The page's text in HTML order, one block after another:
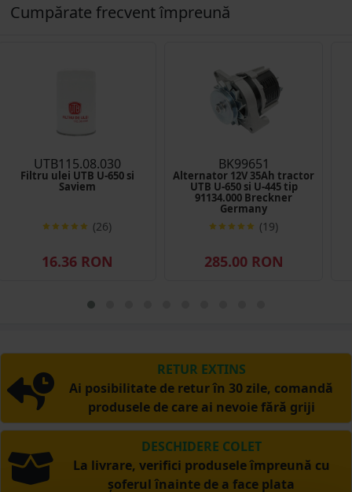
Cumpărate frecvent împreună
UTB115.08.030
Filtru ulei UTB U-650 si
Saviem
(26)
16.36 RON
BK99651
Alternator 12V 35Ah tractor
UTB U-650 si U-445 tip
91134.000 Breckner
Germany
(19)
285.00 RON
RETUR EXTINS
Ai posibilitate de retur în 30 zile, comandă
produsele de care ai nevoie fără griji
DESCHIDERE COLET
La livrare, verifici produsele împreună cu
șoferul înainte de a face plata